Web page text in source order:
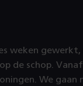
weken gewerkt,
de schop.
We gaan